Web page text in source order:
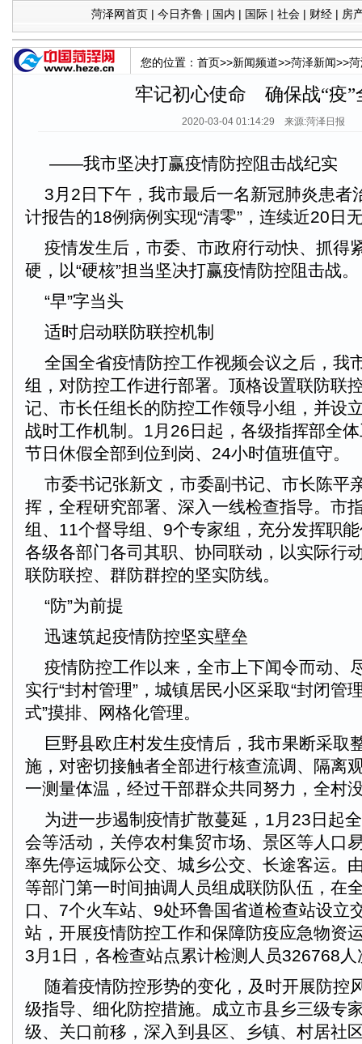
菏泽网首页 | 今日齐鲁 | 国内 | 国际 | 社会 | 财经 | 房
您的位置： 首页>>新闻频道>>菏泽新闻>>
牢记初心使命 确保战“疫”
2020-03-04 01:14:29 来源:菏泽日报
——我市坚决打赢疫情防控阻击战纪实
3月2日下午，我市最后一名新冠肺炎患者
计报告的18例病例实现“清零”，连续近20日
疫情发生后，市委、市政府行动快、抓得
硬，以“硬核”担当坚决打赢疫情防控阻击战。
“早”字当头
适时启动联防联控机制
全国全省疫情防控工作视频会议之后，我
组，对防控工作进行部署。顶格设置联防联
记、市长任组长的防控工作领导小组，并设
战时工作机制。1月26日起，各级指挥部全
节日休假全部到位到岗、24小时值班值守。
市委书记张新文，市委副书记、市长陈平
挥，全程研究部署、深入一线检查指导。市
组、11个督导组、9个专家组，充分发挥职
各级各部门各司其职、协同联动，以实际行
联防联控、群防群控的坚实防线。
“防”为前提
迅速筑起疫情防控坚实壁垒
疫情防控工作以来，全市上下闻令而动、
实行“封村管理”，城镇居民小区采取“封闭管
式”摸排、网格化管理。
巨野县欧庄村发生疫情后，我市果断采取
施，对密切接触者全部进行核查流调、隔离
一测量体温，经过干部群众共同努力，全村
为进一步遏制疫情扩散蔓延，1月23日起
会等活动，关停农村集贸市场、景区等人口
率先停运城际公交、城乡公交、长途客运。
等部门第一时间抽调人员组成联防队伍，在
口、7个火车站、9处环鲁国省道检查站设立
站，开展疫情防控工作和保障防疫应急物资
3月1日，各检查站点累计检测人员326768人
随着疫情防控形势的变化，及时开展防控
级指导、细化防控措施。成立市县乡三级专
级、关口前移，深入到县区、乡镇、村居社